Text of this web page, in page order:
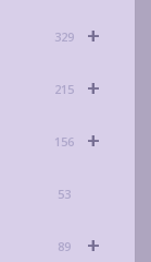
+
329
+
215
+
156
53
+
89